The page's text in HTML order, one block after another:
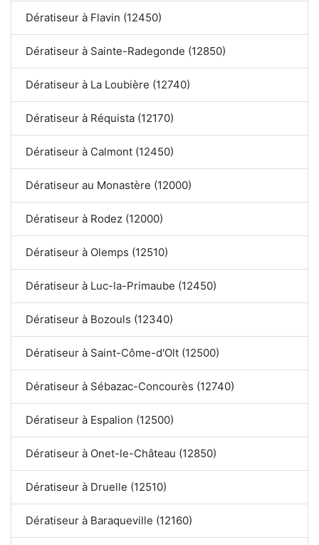
Dératiseur à Flavin (12450)
Dératiseur à Sainte-Radegonde (12850)
Dératiseur à La Loubière (12740)
Dératiseur à Réquista (12170)
Dératiseur à Calmont (12450)
Dératiseur au Monastère (12000)
Dératiseur à Rodez (12000)
Dératiseur à Olemps (12510)
Dératiseur à Luc-la-Primaube (12450)
Dératiseur à Bozouls (12340)
Dératiseur à Saint-Côme-d'Olt (12500)
Dératiseur à Sébazac-Concourès (12740)
Dératiseur à Espalion (12500)
Dératiseur à Onet-le-Château (12850)
Dératiseur à Druelle (12510)
Dératiseur à Baraqueville (12160)